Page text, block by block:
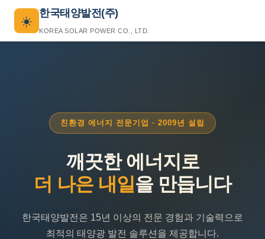
☀️
한국태양발전(주)
KOREA SOLAR POWER CO., LTD.
친환경 에너지 전문기업 · 2009년 설립
깨끗한 에너지로
더 나은 내일 을 만듭니다
한국태양발전은 15년 이상의 전문 경험과 기술력으로
최적의 태양광 발전 솔루션을 제공합니다.